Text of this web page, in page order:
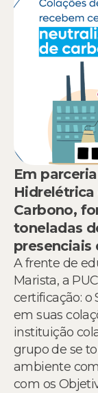
Em
Hidrelétrica
Carbono,
toneladas
presenciais
A frente de
Marista, a
certificação: o
em suas
instituição
grupo de se
ambiente
com os